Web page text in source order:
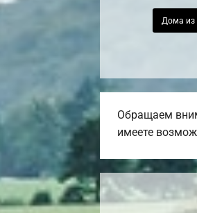
Дома из
Обращаем
имеете